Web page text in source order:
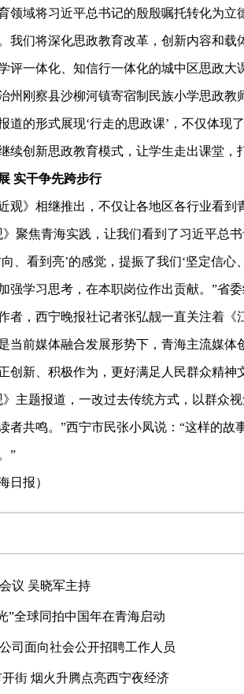
领域将习近平总书记的殷殷嘱托转化为
我们将深化思政教育改革，创新内容和载
评一体化、知信行一体化的城中区思政大
刚察县沙柳河镇寄宿制民族小学思政教
道的形式展现‘行走的思政课’，不仅体现
续创新思政教育模式，让学生走出课堂，
干争先跨步行
》相继推出，不仅让各地区各行业看到
焦青海实践，让我们看到了习近平总书
、看到亮’的感觉，提振了我们‘坚定信
强学习思考，在本职岗位作出贡献。”省
，西宁晚报社记者张弘靓一直关注着《
当前媒体融合发展形势下，青海主流媒
创新、积极作为，更好满足人民群众精
题报道，一改过去传统方式，以群众视
者共鸣。”西宁市民张小凤说：“这样的
”
报）
议 吴晓军主持
”全球同拍中国年在青海启动
司面向社会公开招聘工作人员
街 烟火升腾点亮西宁夜经济